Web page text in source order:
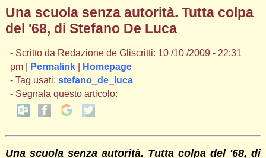
Una scuola senza autorità. Tutta colpa
del '68, di Stefano De Luca
- Scritto da Redazione de Gliscritti: 10 /10 /2009 - 22:31
pm |
Permalink|
Homepage
- Tag usati: stefano_de_luca
- Segnala questo articolo:
Una scuola senza autorità. Tutta colpa del '68, di